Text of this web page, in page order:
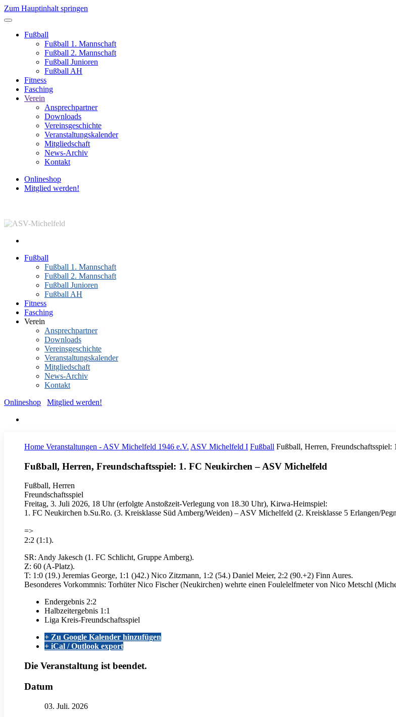
Zum Hauptinhalt springen
Fußball
Fußball 1. Mannschaft
Fußball 2. Mannschaft
Fußball Junioren
Fußball AH
Fitness
Fasching
Verein
Ansprechpartner
Downloads
Vereinsgeschichte
Veranstaltungskalender
Mitgliedschaft
News-Archiv
Kontakt
Onlineshop
Mitglied werden!
Fußball
Fußball 1. Mannschaft
Fußball 2. Mannschaft
Fußball Junioren
Fußball AH
Fitness
Fasching
Verein
Ansprechpartner
Downloads
Vereinsgeschichte
Veranstaltungskalender
Mitgliedschaft
News-Archiv
Kontakt
Onlineshop
Mitglied werden!
Home Veranstaltungen - ASV Michelfeld 1946 e.V. ASV Michelfeld I Fußball Fußball, Herren,
Fußball, Herren, Freundschaftsspiel: 1. FC Neukirchen – ASV Michelfeld
Fußball, Herren
Freundschaftsspiel
Freitag, 3. Juli 2026, 18 Uhr (erfolgte Anstoßzeit-Verlegung von 18.30 Uhr), Kirwa-Heimspiel:
1. FC Neukirchen b.Su.Ro. (3. Kreisklasse Süd Amberg/Weiden) – ASV Michelfeld (2. Kreisklasse 5 Erlangen/
=>
2:2 (1:1).
SR: Andy Jakesch (1. FC Schlicht, Gruppe Amberg).
Z: 60 (A-Platz).
T: 1:0 (19.) Jeremias George, 1:1 ()42.) Nico Zitzmann, 1:2 (54.) Daniel Meier, 2:2 (90.+2) Finn Aures.
Besonderes Vorkommnis: Torhüter Nico Fischer (Neukirchen) wehrte einen Foulelelfmeter von Nico Metschl
Endergebnis 2:2
Halbzeitergebnis 1:1
Liga Kreis-Freundschaftsspiel
+ Zu Google Kalender hinzufügen
+ iCal / Outlook export
Die Veranstaltung ist beendet.
Datum
03. Juli. 2026